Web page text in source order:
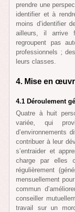
prendre une
identifier et à
moins d’identifier
ailleurs, il arrive
regroupent pas
professionnels ;
leurs classes.
4. Mise en
4.1 Déroulement
Quatre à huit
variée, qui
d’environnements
contribuer à leur
s’entraider et
charge par elles
régulièrement
mensuellement
commun
conseiller
travail sur un